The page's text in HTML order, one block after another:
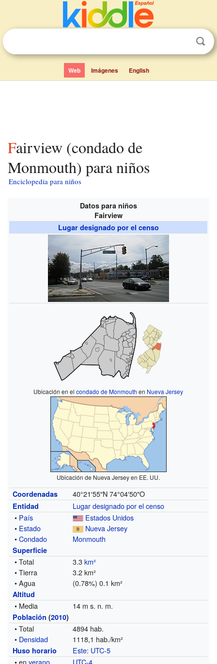
Web Imágenes English
Fairview (condado de
Monmouth) para niños
Enciclopedia para niños
Datos para niños
Fairview
Lugar designado por el censo
Ubicación en elcondado de Monmouth en Nueva Jersey
Ubicación de Nueva Jersey en EE. UU.
Coordenadas 40°21′55″N 74°04′50″O
Entidad
Lugar designado por el censo
• País
Estados Unidos
• Estado
Nueva Jersey
•Condado Monmouth
Superficie
• Total 3.3km²
• Tierra
3.2 km²
• Agua
(0.78%) 0.1 km²
Altitud
• Media 14 m s. n. m.
Población (2010)
• Total
4894 hab.
• Densidad 1118,1 hab./km²
Huso horario Este: UTC-5
• enverano UTC-4